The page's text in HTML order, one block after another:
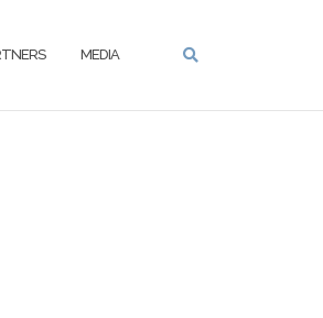
MEDIA